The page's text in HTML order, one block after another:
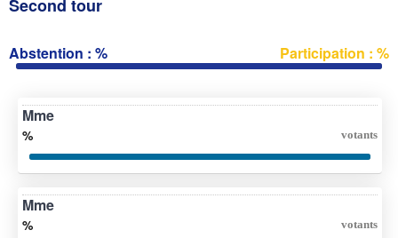
Second tour
Abstention : % Participation : %
Mme
% votants
Mme
% votants